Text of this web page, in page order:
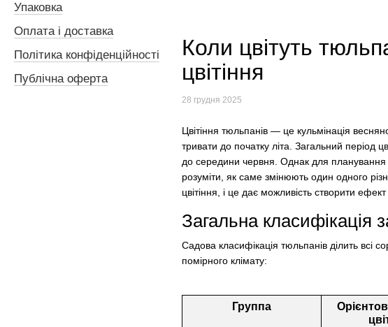
Коли цвітуть
цвітіння
28 грудня 2025
Цвітіння тюльпанів — це кульмінація
тривати до початку літа. Загальний період
до середини червня. Однак для
розуміти, як саме змінюють один одного
цвітіння, і це дає можливість створити
Загальна класифікація
Садова класифікація тюльпанів ділить всі
помірного клімату:
Группа
Упаковка
Оплата і доставка
Політика конфіденційності
Публічна оферта